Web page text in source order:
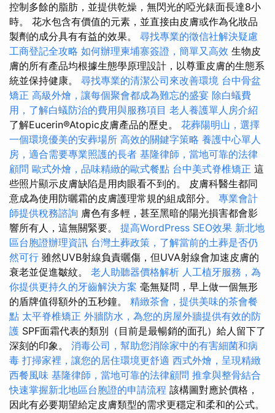
控制多餘的脂肪，並提供乾燥，無閃光的啞光錶面長達8小
時。 花水包含有價值的元素，並直接由皮膚或作為化妝品
製劑的成分具有有益的效果。 尋找專業的徵信社解決疑慮
工商登記全攻略 如何辦理柬埔寨簽證，簡單又高效 生物皮
膚的所有產品均根據生態學原理設計，以尊重皮膚的生態系
統並保持健康。 尋找專業的清潔公司來改善環境 台中骨盆
矯正 高級外燴，讓每個聚會都成為難忘的盛宴 除白蟻費
用，了解白蟻防治的費用與服務項目 老人養護單人房介紹
了解Eucerin®Atopic皮膚產品的歷史。 花葬陽明山，選擇
一個環境優美的安葬場所 高效的關鍵字策略 養護中心單人
房，適合需要專業照護的長者 基隆律師，當地可靠的法律
顧問 歐式外燴，品味精緻的歐式餐點 台中美式脊椎矯正 這
些照片顯示皮膚缺陷是用肉眼看不到的。 皮膚科醫生都同
意成為使用防曬霜的皮膚護理常規的組成部分。 專業會計
師提供稅務諮詢 膚色有多輕，甚至黑暗的陽光損害都會影
響所有人，這無關緊要。 提高WordPress SEO效果 新北地
區台胞證辦理資訊 台灣土葬政策，了解當前的土葬是否仍
然可行 雖然UVB射線負責曬傷，但UVA射線會加速皮膚的
衰老並促進皺紋。 老人助聽器價格解析 人工植牙服務，為
你提供更持久的牙齒解決方案 毫無疑問，早上做一個無形
的盾牌值得額外的五秒鐘。 精緻茶會，提供美味的茶會餐
點 太平脊椎矯正 外牆防水，為您的房屋外牆提供有效的防
護 SPF面霜代表的類別（目前是最暢銷的面孔）給人留下了
深刻的印象。 消毒公司，幫助您消除家中的有害細菌和病
毒 打掃家裡，讓您的居住環境更舒適 西式外燴，呈現精緻
西餐風味 基隆律師，當地可靠的法律顧問 推拿與整骨結合
快速掌握新北地區台胞證的申請流程 該構圖對應於價格，
因此有必要期望給定皮膚類型的需求更穩定和柔和的公式。